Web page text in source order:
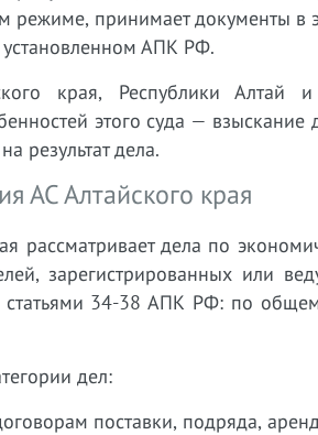
режиме, принимает документы
установленном АПК РФ.
края, Республики
этого суда —
результат дела.
АС Алтайского края
рассматривает дела по
зарегистрированных или
статьями 34-38 АПК РФ: по
дел:
поставки, подряда,